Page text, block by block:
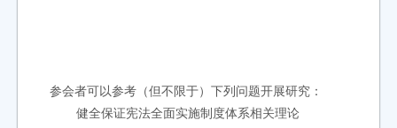
参会者可以参考（但不限于）下列问题开展研究：
健全保证宪法全面实施制度体系相关理论